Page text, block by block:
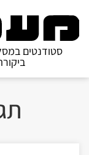
סטודנטים